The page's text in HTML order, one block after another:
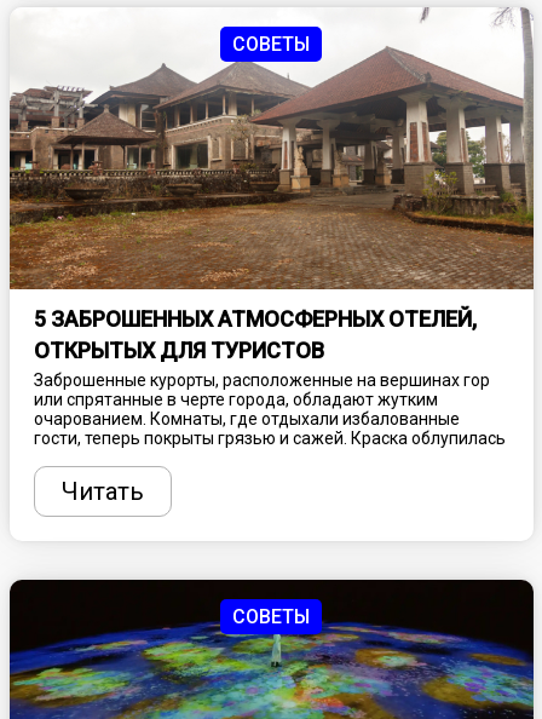
СОВЕТЫ
5 ЗАБРОШЕННЫХ АТМОСФЕРНЫХ ОТЕЛЕЙ,
ОТКРЫТЫХ ДЛЯ ТУРИСТОВ
Заброшенные курорты, расположенные на вершинах гор
или спрятанные в черте города, обладают жутким
очарованием. Комнаты, где отдыхали избалованные
гости, теперь покрыты грязью и сажей. Краска облупилась
чтобы забрать останки себе. Такие места больше не
принимают толпы туристов, ищущих спа-процедуры и
роскошный досуг, зато привлекают любознательных
Читать
СОВЕТЫ